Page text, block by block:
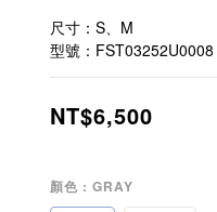
尺寸：S、M
型號：FST03252U0008
NT$6,500
顏色 : GRAY